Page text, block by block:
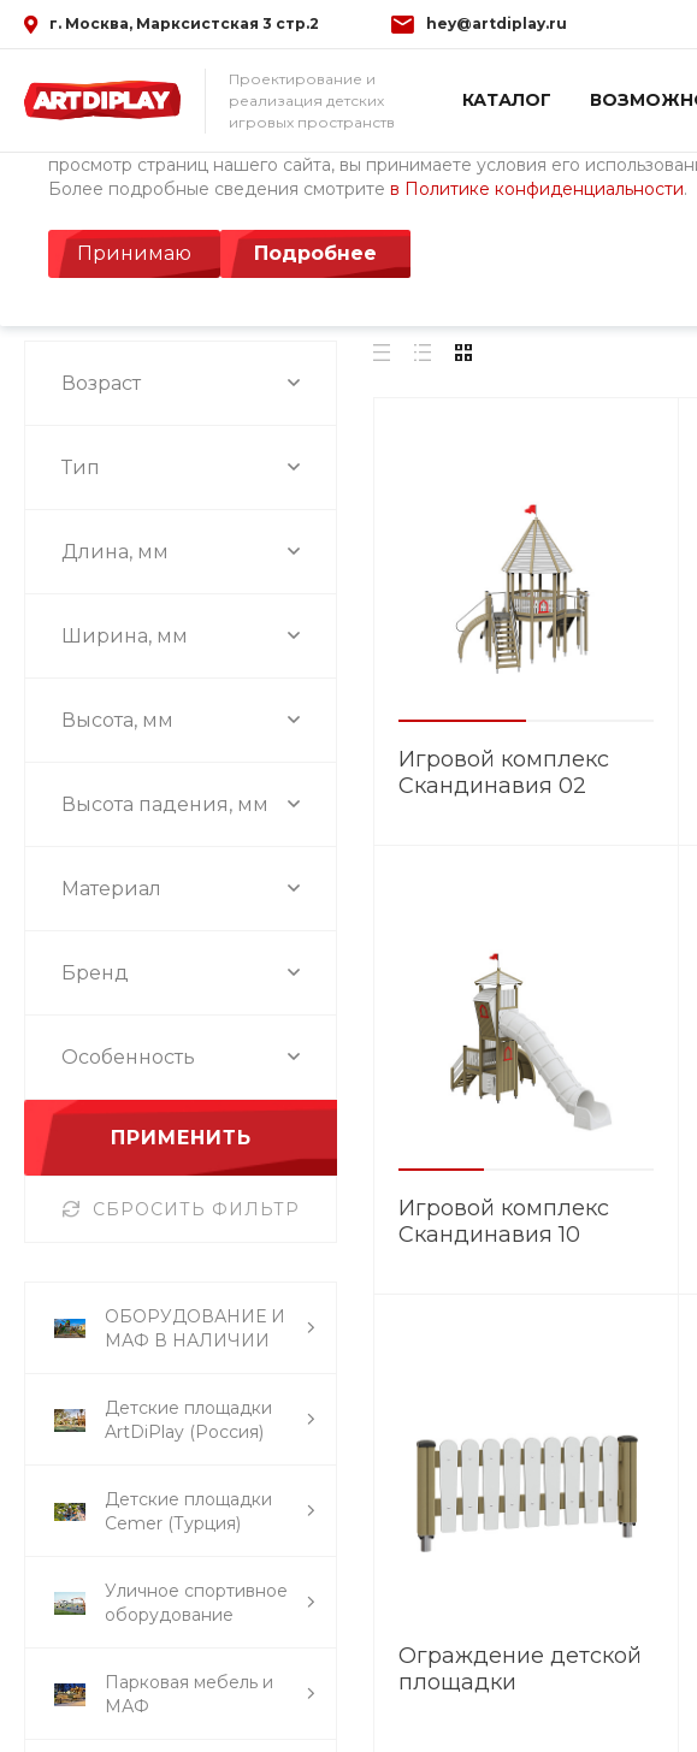
Использование файлов Cookie
Мы используем файлы cookie, разработанные нашими специалистами и
просмотр страниц нашего сайта, вы принимаете условия его
Более подробные сведения смотрите в Политике конфиденциальности.
Принимаю Подробнее
г. Москва, Марксистская 3 стр.2 hey@artdiplay.ru
Проектирование и
реализация детских
игровых пространств
КАТАЛОГ
Главная / Каталог товаров / Детские площадки ArtDiPlay (Россия) / Детские
Скандинавия
Возраст
Тип
Длина, мм
Ширина, мм
Высота, мм
Высота падения, мм
Материал
Бренд
Особенность
ПРИМЕНИТЬ
СБРОСИТЬ ФИЛЬТР
ОБОРУДОВАНИЕ И
МАФ В НАЛИЧИИ
Детские площадки
ArtDiPlay (Россия)
Детские площадки
Cemer (Турция)
Уличное спортивное
оборудование
Парковая мебель и
МАФ
Игровой комплекс
Скандинавия 02
Игровой комплекс
Скандинавия 10
Ограждение детской
площадки